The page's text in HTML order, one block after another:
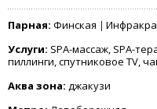
Парная: Финская
Услуги: SPA-массаж, SPA-
пиллинги, спутниковое TV,
Аква зона: джакузи